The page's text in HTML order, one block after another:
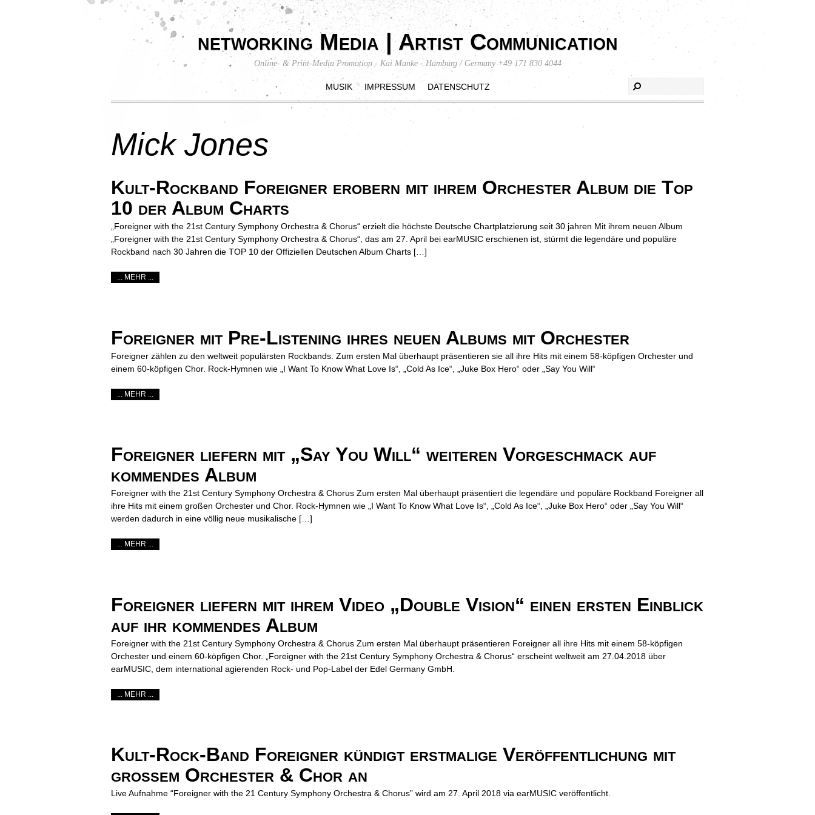
networking Media | Artist Communication
Online- & Print-Media Promotion - Kai Manke - Hamburg / Germany +49 171 830 4044
MUSIK IMPRESSUM DATENSCHUTZ
Mick Jones
Kult-Rockband Foreigner erobern mit ihrem Orchester Album die Top
10 der Album Charts
„Foreigner with the 21st Century Symphony Orchestra & Chorus“ erzielt die höchste Deutsche Chartplatzierung seit 30 jahren Mit ihrem neuen Album
„Foreigner with the 21st Century Symphony Orchestra & Chorus“, das am 27. April bei earMUSIC erschienen ist, stürmt die legendäre und populäre
Rockband nach 30 Jahren die TOP 10 der Offiziellen Deutschen Album Charts […]
... MEHR ...
Foreigner mit Pre-Listening ihres neuen Albums mit Orchester
Foreigner zählen zu den weltweit populärsten Rockbands. Zum ersten Mal überhaupt präsentieren sie all ihre Hits mit einem 58-köpfigen Orchester und
einem 60-köpfigen Chor. Rock-Hymnen wie „I Want To Know What Love Is“, „Cold As Ice“, „Juke Box Hero“ oder „Say You Will“
... MEHR ...
Foreigner liefern mit „Say You Will“ weiteren Vorgeschmack auf
kommendes Album
Foreigner with the 21st Century Symphony Orchestra & Chorus Zum ersten Mal überhaupt präsentiert die legendäre und populäre Rockband Foreigner all
ihre Hits mit einem großen Orchester und Chor. Rock-Hymnen wie „I Want To Know What Love Is“, „Cold As Ice“, „Juke Box Hero“ oder „Say You Will“
werden dadurch in eine völlig neue musikalische […]
... MEHR ...
Foreigner liefern mit ihrem Video „Double Vision“ einen ersten Einblick
auf ihr kommendes Album
Foreigner with the 21st Century Symphony Orchestra & Chorus Zum ersten Mal überhaupt präsentieren Foreigner all ihre Hits mit einem 58-köpfigen
Orchester und einem 60-köpfigen Chor. „Foreigner with the 21st Century Symphony Orchestra & Chorus“ erscheint weltweit am 27.04.2018 über
earMUSIC, dem international agierenden Rock- und Pop-Label der Edel Germany GmbH.
... MEHR ...
Kult-Rock-Band Foreigner kündigt erstmalige Veröffentlichung mit
großem Orchester & Chor an
Live Aufnahme “Foreigner with the 21 Century Symphony Orchestra & Chorus” wird am 27. April 2018 via earMUSIC veröffentlicht.